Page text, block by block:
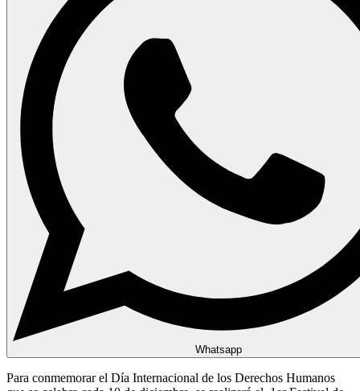
Whatsapp
Para conmemorar el Día Internacional de los Derechos Humanos